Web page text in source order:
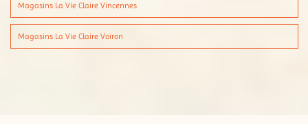
Magasins La Vie Claire Vincennes
Magasins La Vie Claire Voiron